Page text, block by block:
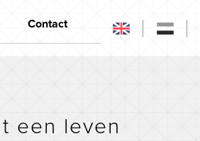
Contact
een leven